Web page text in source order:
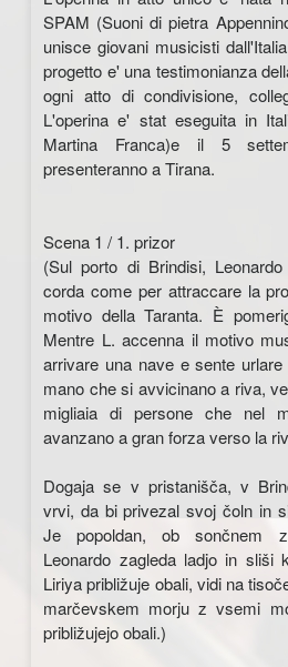
SPAM (Suoni di pietra
unisce giovani musicisti
progetto e' una testimonianza
ogni atto di condivisione,
L'operina e' stat eseguita in
Martina Franca)e il 5
presenteranno a Tirana.
Scena 1 / 1. prizor
(Sul porto di Brindisi,
corda come per attraccare la
motivo della Taranta. È
Mentre L. accenna il motivo
arrivare una nave e sente
mano che si avvicinano a riva,
migliaia di persone che nel
avanzano a gran forza verso la
Dogaja se v pristanišča, v
vrvi, da bi privezal svoj čoln in
Je popoldan, ob sončnem
Leonardo zagleda ladjo in sliši
Liriya približuje obali, vidi na
marčevskem morju z vsemi
približujejo obali.)